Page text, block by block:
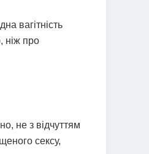
вагітність
ніж про
не з відчуттям
сексу,